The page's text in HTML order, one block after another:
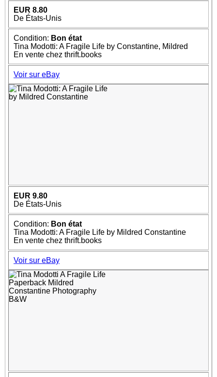
EUR 8.80
De États-Unis
Condition: Bon état
Tina Modotti: A Fragile Life by Constantine, Mildred
En vente chez thrift.books
Voir sur eBay
EUR 9.80
De États-Unis
Condition: Bon état
Tina Modotti: A Fragile Life by Mildred Constantine
En vente chez thrift.books
Voir sur eBay